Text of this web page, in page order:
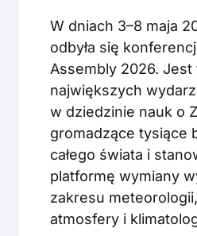
W dniach 3–8 maja
odbyła się
Assembly 2026. Jest
największych
w dziedzinie nauk o
gromadzące tysiące
całego świata i
platformę wymiany
zakresu
atmosfery i